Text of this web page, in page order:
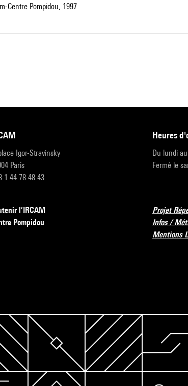
Centre Pompidou, 1997
Igor-Stravinsky
Paris
1 44 78 48 43
heures
Du lundi
Fermé le
l’IRCAM
Pompidou
Projet
Infos /
Mentions